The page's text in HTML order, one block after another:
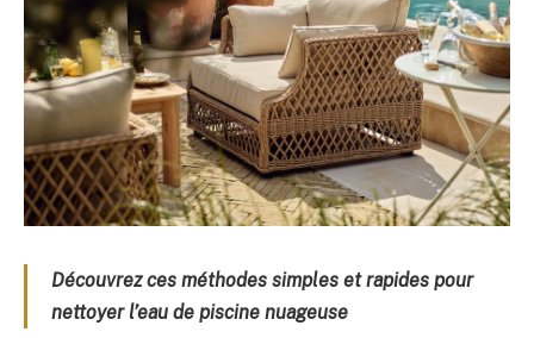
Découvrez ces méthodes simples et rapides pour
nettoyer l’eau de piscine nuageuse